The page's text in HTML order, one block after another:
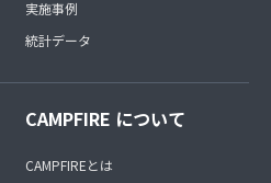
実施事例
統計データ
CAMPFIRE について
CAMPFIREとは